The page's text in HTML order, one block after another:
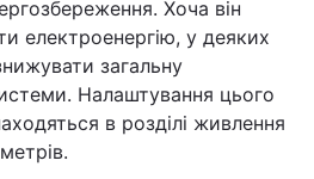
Хоча він
електроенергію, у деяких
загальну
Налаштування цього
в розділі живлення